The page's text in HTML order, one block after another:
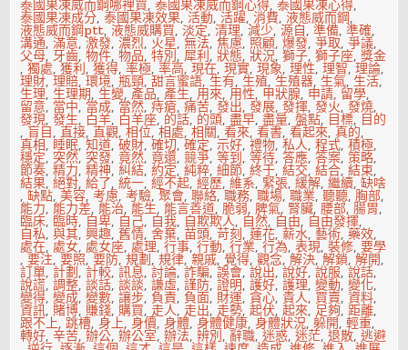
泰國果凍威而鋼哪裡買,泰國果凍威而鋼心得,泰國果凍心得,
泰國果凍成分,泰國果凍效果,活動,活躍,消費,液態威而鋼,
液態威而鋼ptt,液態威購買,淡定,清理,減少,源自,準備,準確,
溝通,滿意,激發,濃烈, 火星,無法,焦慮, 照顧,爆發,爭取,爭議,
父母, 牙齒,物件,物品,特別,犀利,狀態,狀況,獅子,獅子座,獎金
,獨處,獲利,獲得,率極,率高,現在,現實,現象,理性,理智,理論,
理財,理賠,環境,瓶頸,甜言蜜語,生有,生殖,生殖器,生氣,生活,
生理,生理期,生變,產品,產生, 用來,用性, 甲狀腺, 申請, 留學,
留意, 當中, 當成, 當然,痔瘡,痛苦,發出,發展,發揮,發火,發燒,
發現,發生, 白羊, 白羊座, 的話, 的頭,盡早,盡量,盤點, 目標, 目的
,盲目,直接,直觀,相位,相處,相關,看來,看書,看起來,真的,
真相, 睡眠,知道,破財,確切,確定,示好,禮物,私人,程式,積極,
穩定,突然,突發,竟然,竟還,競爭,等到,等待,答應,答案,策略,
節奏,精力,精神, 糾結,約定,純粹,細節,終于,結交,結合,結束,
結果,絕對,給了,統一,經不起,經歷,維系, 緊張,緩解,繼續,缺啥
,缺點,美容,考慮,考驗,聚會,聯絡,職務,職場,職業,聽聽,胸部,
能力,能力差,能治,能生,能言善道,脆弱,脾氣, 腎臟,腰部,腸胃,
臨床, 臨時, 自卑, 自己, 自我, 自欺欺人, 自然, 自由, 自由發揮,
自私,與其,興趣,舊情,舍棄,苗頭,苛刻,蓮花,薪水,藝術,藥效,
處在, 處女, 處女座, 處理,行事,行動,行業,行為,表現,裝修,要學
,要注,要照,要防,規劃,規律,親戚, 覺得,觀念,解決,解鎖,解開,
訂單, 計劃, 計較,訊息,討論,詐騙,誤會,說出,說好,說服,說話,
說謊,調整,談話,談談,謙虛,謹防,證明,護好,護理,變動,變化,
變得,變成,變數,讓步, 負責, 負面, 財運,貪心,貴人, 買賣,資料,
資訊,賭博, 賺錢,購買,走人,走出,走勢,起伏,起來, 足夠,距離,
跟不上,跳槽,身上,身價,身體,身體健康,身體狀況,躲開,輕重,
轉好,辛苦,辦公,辦公室,辦法,辨別, 辭職,迷惑,迷茫,退散,逃避